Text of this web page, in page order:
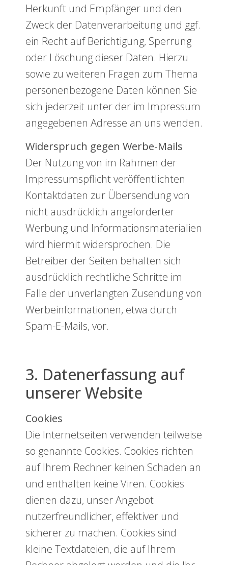
Herkunft und Empfänger und den
Zweck der Datenverarbeitung und ggf.
ein Recht auf Berichtigung, Sperrung
oder Löschung dieser Daten. Hierzu
sowie zu weiteren Fragen zum Thema
personenbezogene Daten können Sie
sich jederzeit unter der im Impressum
angegebenen Adresse an uns wenden.
Widerspruch gegen Werbe-Mails
Der Nutzung von im Rahmen der
Impressumspflicht veröffentlichten
Kontaktdaten zur Übersendung von
nicht ausdrücklich angeforderter
Werbung und Informationsmaterialien
wird hiermit widersprochen. Die
Betreiber der Seiten behalten sich
ausdrücklich rechtliche Schritte im
Falle der unverlangten Zusendung von
Werbeinformationen, etwa durch
Spam-E-Mails, vor.
3. Datenerfassung auf
unserer Website
Cookies
Die Internetseiten verwenden teilweise
so genannte Cookies. Cookies richten
auf Ihrem Rechner keinen Schaden an
und enthalten keine Viren. Cookies
dienen dazu, unser Angebot
nutzerfreundlicher, effektiver und
sicherer zu machen. Cookies sind
kleine Textdateien, die auf Ihrem